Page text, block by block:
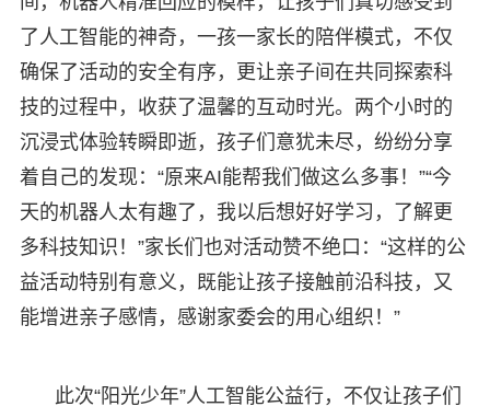
了人工智能的神奇，一孩一家长的陪伴模式，不仅
确保了活动的安全有序，更让亲子间在共同探索科
技的过程中，收获了温馨的互动时光。两个小时的
沉浸式体验转瞬即逝，孩子们意犹未尽，纷纷分享
着自己的发现：“原来AI能帮我们做这么多事！”“今
天的机器人太有趣了，我以后想好好学习，了解更
多科技知识！”家长们也对活动赞不绝口：“这样的公
益活动特别有意义，既能让孩子接触前沿科技，又
能增进亲子感情，感谢家委会的用心组织！”
此次“阳光少年”人工智能公益行，不仅让孩子们